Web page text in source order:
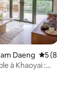
Daeng
5
à Khaoyai :